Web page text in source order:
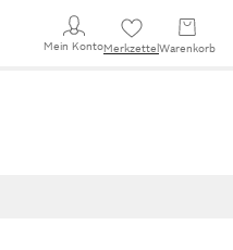
Mein KontoMerkzettel Warenkorb